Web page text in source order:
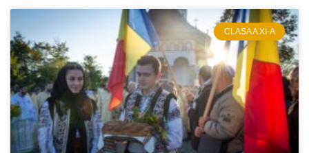
CLASA A XI-A